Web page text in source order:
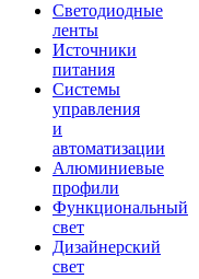
Светодиодные
ленты
Источники
питания
Системы
управления
и
автоматизации
Алюминиевые
профили
Функциональный
свет
Дизайнерский
свет